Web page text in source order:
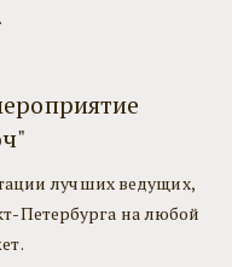
лучших ведущих,
Петербурга на любой